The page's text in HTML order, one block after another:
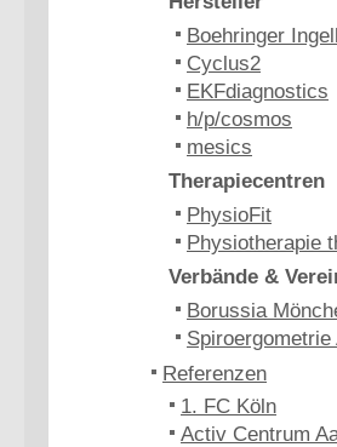
Boehringer
Cyclus2
EKFdiagnostics
h/p/cosmos
mesics
Therapiecentren
PhysioFit
Physiotherapie
Verbände &
Borussia
Spiroergometrie
Referenzen
1. FC Köln
Activ Centrum